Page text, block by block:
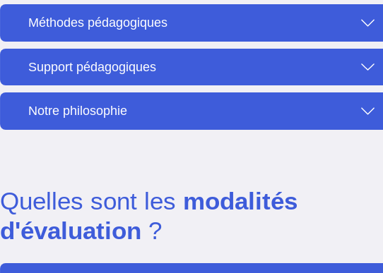
Méthodes pédagogiques
Support pédagogiques
Notre philosophie
Quelles sont les modalités
d'évaluation ?